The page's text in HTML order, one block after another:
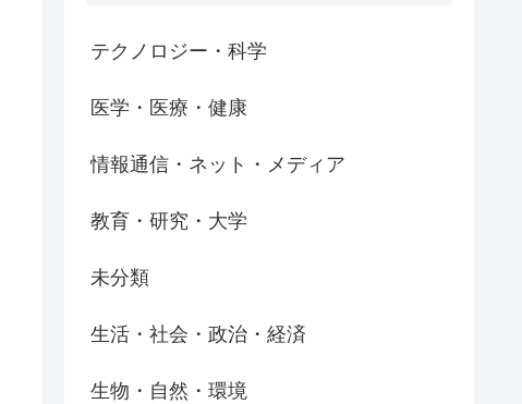
テクノロジー・科学
医学・医療・健康
情報通信・ネット・メディア
教育・研究・大学
未分類
生活・社会・政治・経済
生物・自然・環境